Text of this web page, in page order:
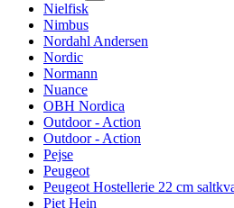
Nielfisk
Nimbus
Nordahl Andersen
Nordic
Normann
Nuance
OBH Nordica
Outdoor - Action
Outdoor - Action
Pejse
Peugeot
Peugeot Hostellerie 22 cm
Piet Hein